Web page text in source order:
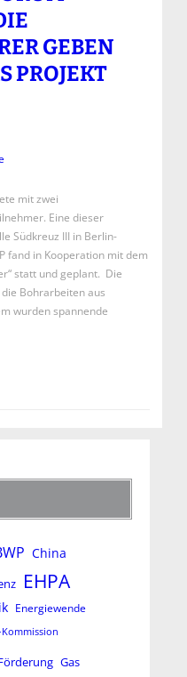
GEBEN
PROJEKT
mit zwei
Eine dieser
Südkreuz III in Berlin-
fand in Kooperation mit dem
statt und geplant. Die
Bohrarbeiten aus
wurden spannende
China
EHPA
Energiewende
Kommission
Gas